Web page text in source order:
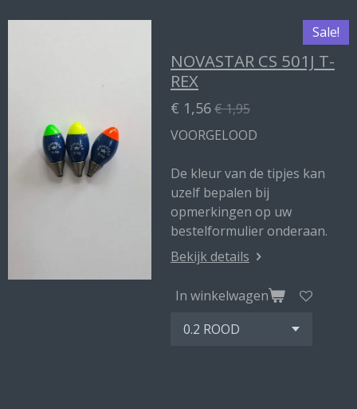
Sale!
NOVASTAR CS 501J T-
REX
€ 1,56€ 1,95
VOORGELOOD
De kleur van de tipjes kan
uzelf bepalen bij
opmerkingen op uw
bestelformulier onderaan.
Bekijk details
In winkelwagen